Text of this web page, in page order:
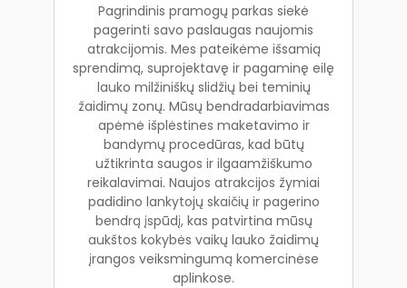
Pagrindinis pramogų parkas siekė
pagerinti savo paslaugas naujomis
atrakcijomis. Mes pateikėme išsamią
sprendimą, suprojektavę ir pagaminę eilę
lauko milžiniškų slidžių bei teminių
žaidimų zonų. Mūsų bendradarbiavimas
apėmė išplėstines maketavimo ir
bandymų procedūras, kad būtų
užtikrinta saugos ir ilgaamžiškumo
reikalavimai. Naujos atrakcijos žymiai
padidino lankytojų skaičių ir pagerino
bendrą įspūdį, kas patvirtina mūsų
aukštos kokybės vaikų lauko žaidimų
įrangos veiksmingumą komercinėse
aplinkose.